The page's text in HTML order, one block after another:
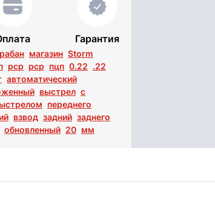
Гарантия
магазин Storm
рср pcp пцп 0.22 .22
автоматический
выстрел с
переднего
взвод задний заднего
обновленный 20 мм